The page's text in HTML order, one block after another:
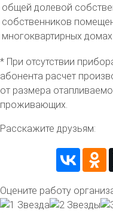
общей долевой
собственников
многоквартирных домах
* При отсутствии
абонента расчет
от размера
проживающих.
Расскажите друзьям:
Оцените работу